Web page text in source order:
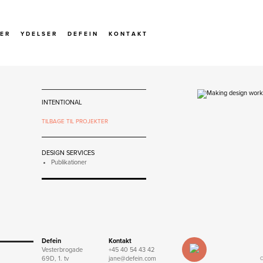
R Y D E L S E R D E F E I N K O N T A K T
INTENTIONAL
TILBAGE TIL PROJEKTER
DESIGN SERVICES
Publikationer
Defein
Vesterbrogade
69D, 1. tv
Kontakt
+45 40 54 43 42
jane@defein.com